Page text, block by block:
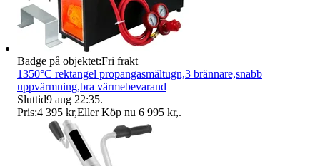
Badge på objektet:Fri frakt
1350°C rektangel propangasmältugn,3 brännare,snabb
uppvärmning,bra värmebevarand
Sluttid9 aug 22:35.
Pris:4 395 kr,Eller Köp nu 6 995 kr,.